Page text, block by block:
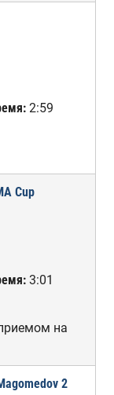
2:59
Cup
3:01
на
2